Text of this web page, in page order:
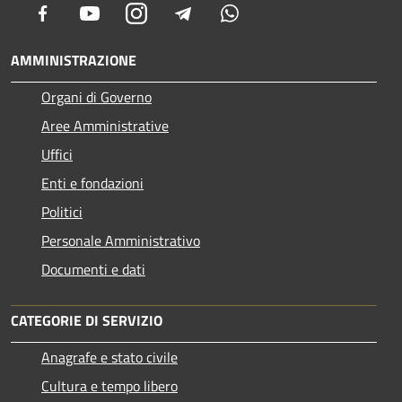
Facebook YoutubeInstagram Telegram
AMMINISTRAZIONE
Organi di Governo
Aree Amministrative
Uffici
Enti e fondazioni
Politici
Personale Amministrativo
Documenti e dati
CATEGORIE DI SERVIZIO
Anagrafe e stato civile
Cultura e tempo libero